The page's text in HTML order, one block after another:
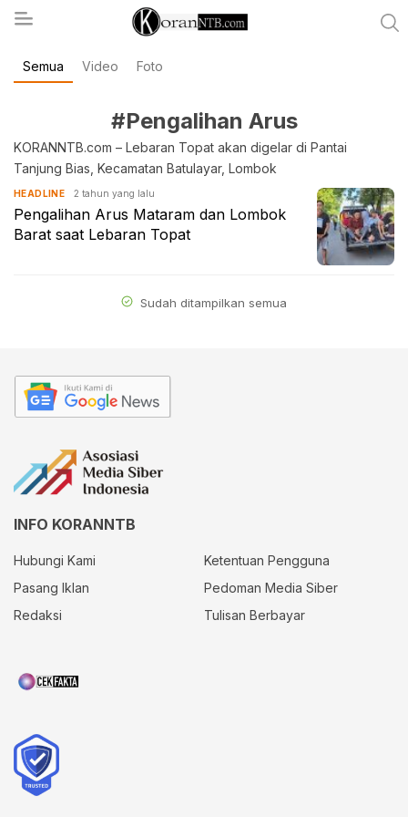
koranntb.com
Semua Video Foto
#Pengalihan Arus
KORANNTB.com – Lebaran Topat akan digelar di Pantai
Tanjung Bias, Kecamatan Batulayar, Lombok
HEADLINE 2 tahun yang lalu
Pengalihan Arus Mataram dan Lombok
Barat saat Lebaran Topat
Sudah ditampilkan semua
INFO KORANNTB
Hubungi Kami
Ketentuan Pengguna
Pasang Iklan
Pedoman Media Siber
Redaksi
Tulisan Berbayar